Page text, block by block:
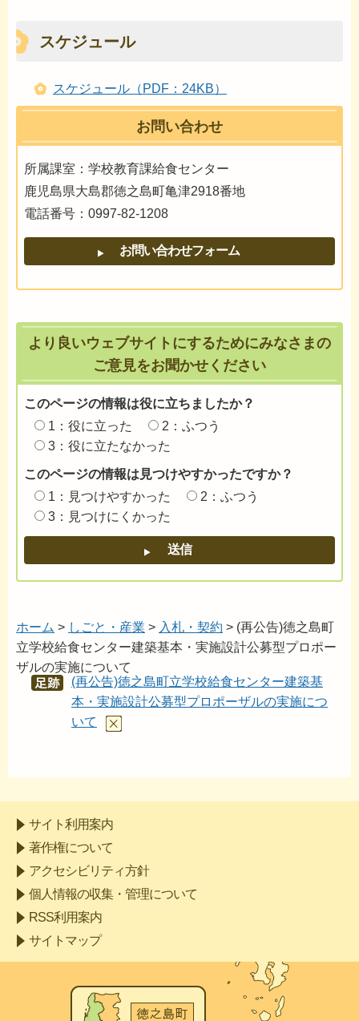
スケジュール
スケジュール（PDF：24KB）
お問い合わせ
所属課室：学校教育課給食センター
鹿児島県大島郡徳之島町亀津2918番地
電話番号：0997-82-1208
より良いウェブサイトにするためにみなさまの
ご意見をお聞かせください
このページの情報は役に立ちましたか？
1：役に立った
2：ふつう
3：役に立たなかった
このページの情報は見つけやすかったですか？
1：見つけやすかった
2：ふつう
3：見つけにくかった
ホーム > しごと・産業 > 入札・契約 > (再公告)徳之島町
立学校給食センター建築基本・実施設計公募型プロポー
ザルの実施について
あし
(再公告)徳之島町立学校給食センター建築基
本・実施設計公募型プロポーザルの実施につ
いて
サイト利用案内
著作権について
アクセシビリティ方針
個人情報の収集・管理について
RSS利用案内
サイトマップ